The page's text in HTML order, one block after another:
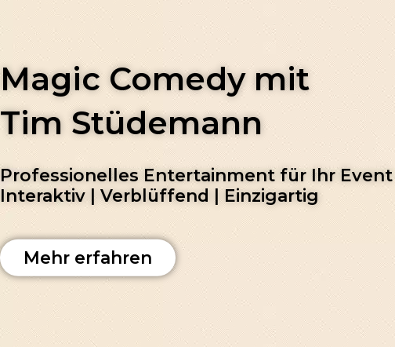
Magic Comedy mit
Tim Stüdemann
Professionelles Entertainment für Ihr Event
Interaktiv | Verblüffend | Einzigartig
Mehr erfahren